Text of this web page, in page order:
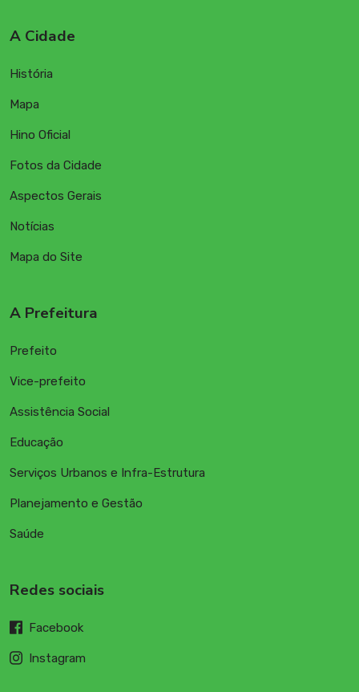
A Cidade
História
Mapa
Hino Oficial
Fotos da Cidade
Aspectos Gerais
Notícias
Mapa do Site
A Prefeitura
Prefeito
Vice-prefeito
Assistência Social
Educação
Serviços Urbanos e Infra-Estrutura
Planejamento e Gestão
Saúde
Redes sociais
Facebook
Instagram